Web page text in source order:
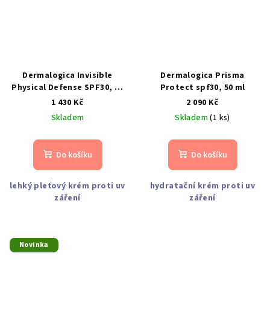
Dermalogica Invisible
Physical Defense SPF30, 50
ml
1 430 Kč
Skladem
Do košíku
lehký pleťový krém proti uv
záření
Dermalogica Prisma
Protect spf30, 50 ml
2 090 Kč
Skladem(1 ks)
Do košíku
hydratační krém proti uv
záření
Novinka